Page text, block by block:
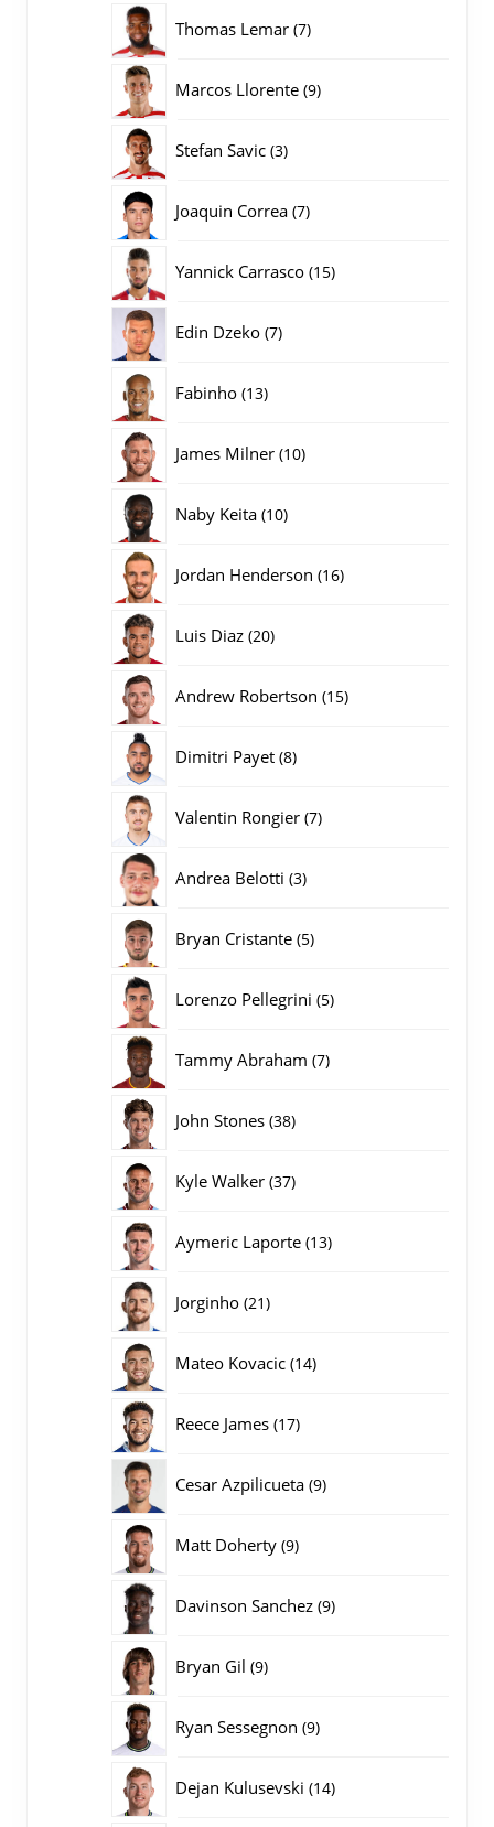
Thomas Lemar 77
Marcos Llorente 99
Stefan Savic 33
Joaquin Correa 77
Yannick Carrasco 1515
Edin Dzeko 77
Fabinho 1313
James Milner 1010
Naby Keita 1010
Jordan Henderson 1616
Luis Diaz 2020
Andrew Robertson 1515
Dimitri Payet 88
Valentin Rongier 77
Andrea Belotti 33
Bryan Cristante 55
Lorenzo Pellegrini 55
Tammy Abraham 77
John Stones 3838
Kyle Walker 3737
Aymeric Laporte 1313
Jorginho 2121
Mateo Kovacic 1414
Reece James 1717
Cesar Azpilicueta 99
Matt Doherty 99
Davinson Sanchez 99
Bryan Gil 99
Ryan Sessegnon 99
Dejan Kulusevski 1414